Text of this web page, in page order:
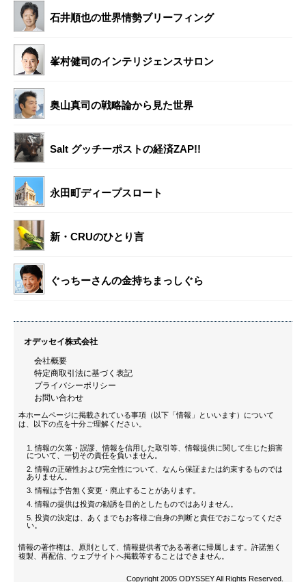
石井順也の世界情勢ブリーフィング
峯村健司のインテリジェンスサロン
奥山真司の戦略論から見た世界
Salt グッチーポストの経済ZAP!!
永田町ディープスロート
新・CRUのひとり言
ぐっちーさんの金持ちまっしぐら
オデッセイ株式会社
会社概要
特定商取引法に基づく表記
プライバシーポリシー
お問い合わせ
本ホームページに掲載されている事項（以下「情報」といいます）について
は、以下の点を十分ご理解ください。
情報の欠落・誤謬、情報を信用した取引等、情報提供に関して生じた損害
について、一切その責任を負いません。
情報の正確性および完全性について、なんら保証または約束するものでは
ありません。
情報は予告無く変更・廃止することがあります。
情報の提供は投資の勧誘を目的としたものではありません。
投資の決定は、あくまでもお客様ご自身の判断と責任でおこなってくださ
い。
情報の著作権は、原則として、情報提供者である著者に帰属します。許諾無く
複製、再配信、ウェブサイトへ掲載等することはできません。
Copyright 2005 ODYSSEY All Rights Reserved.